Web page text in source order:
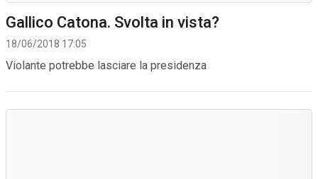
Gallico Catona. Svolta in vista?
18/06/2018 17:05
Violante potrebbe lasciare la presidenza